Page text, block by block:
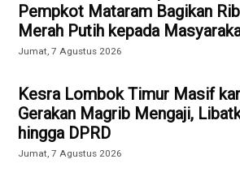
Pempkot Mataram Bagikan
Merah Putih kepada
Jumat, 7 Agustus 2026
Kesra Lombok Timur Masif
Gerakan Magrib Mengaji,
hingga DPRD
Jumat, 7 Agustus 2026